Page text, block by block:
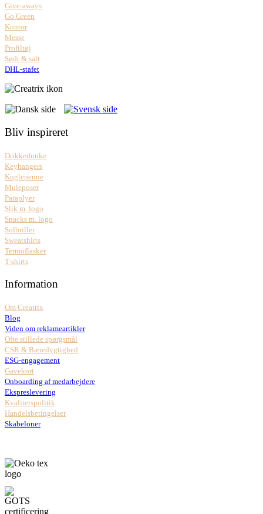
Give-aways
Go Green
Kontor
Messe
Profiltøj
Sødt & salt
DHL-stafet
Bliv inspireret
Drikkedunke
Keyhangers
Kuglepenne
Muleposer
Paraplyer
Slik m. logo
Snacks m. logo
Solbriller
Sweatshirts
Termoflasker
T-shirts
Information
Om Creatrix
Blog
Viden om reklameartikler
Ofte stillede spørgsmål
CSR & Bæredygtighed
ESG-engagement
Gavekort
Onboarding af medarbejdere
Ekspreslevering
Kvalitetspolitik
Handelsbetingelser
Skabeloner